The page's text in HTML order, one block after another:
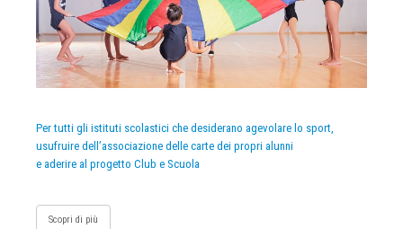
Per tutti gli istituti scolastici che desiderano agevolare lo sport,
usufruire dell’associazione delle carte dei propri alunni
e aderire al progetto Club e Scuola
Scopri di più